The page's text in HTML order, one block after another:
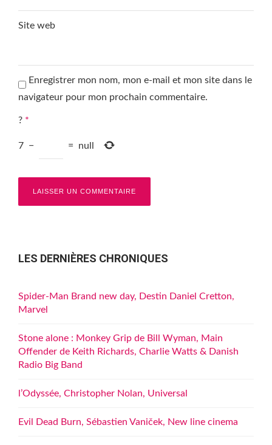
Site web
Enregistrer mon nom, mon e-mail et mon site dans le
navigateur pour mon prochain commentaire.
? *
7 − = null
LES DERNIÈRES CHRONIQUES
Spider-Man Brand new day, Destin Daniel Cretton,
Marvel
Stone alone : Monkey Grip de Bill Wyman, Main
Offender de Keith Richards, Charlie Watts & Danish
Radio Big Band
l’Odyssée, Christopher Nolan, Universal
Evil Dead Burn, Sébastien Vaniček, New line cinema